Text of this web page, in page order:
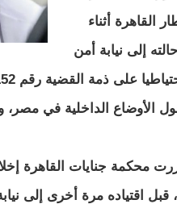
داخل مطار القاهرة أثناء
إلى نيابة أمن
الأوضاع الداخلية في مصر،
مايو/ أيار 2019، قررت محكمة
اقتياده مرة أخرى إلى